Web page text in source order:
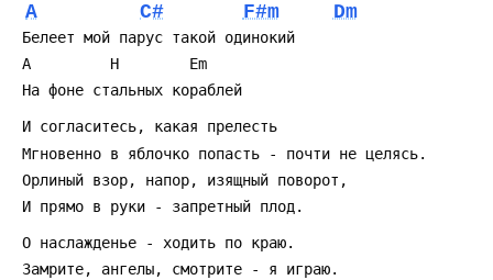
A C# F#m Dm
Белеет мой парус такой одинокий
A         H        Em
Hа фоне стальных кораблей
И согласитесь, какая прелесть
Мгновенно в яблочко попасть - почти не целясь.
Орлиный взор, напор, изящный поворот,
И прямо в руки - запретный плод.
О наслажденье - ходить по краю.
Замрите, ангелы, смотрите - я играю.